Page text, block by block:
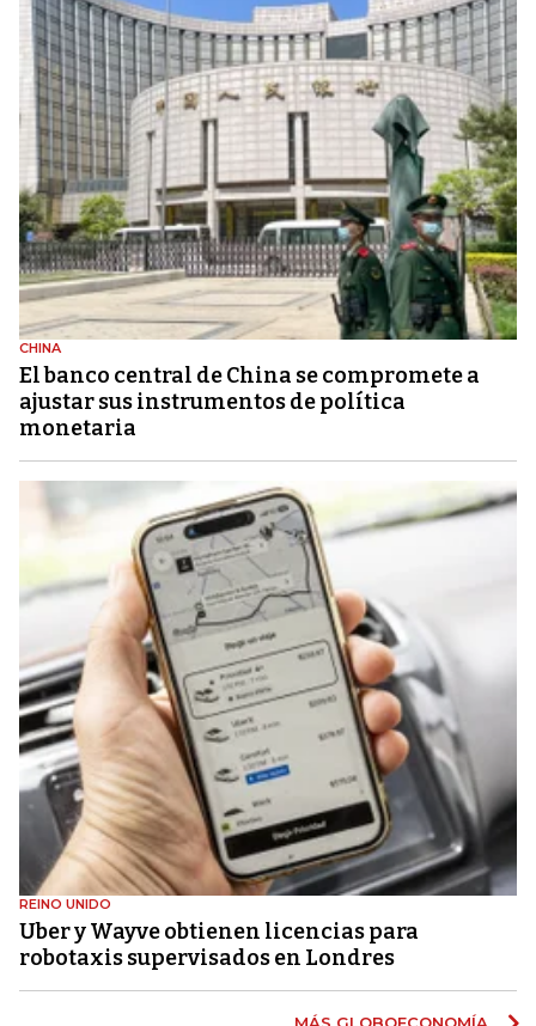
CHINA
El banco central de China se compromete a
ajustar sus instrumentos de política
monetaria
REINO UNIDO
Uber y Wayve obtienen licencias para
robotaxis supervisados ​​en Londres